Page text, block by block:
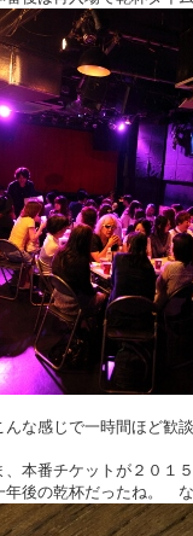
んな感じで一時間ほど歓
、本番チケットが２０１
年後の乾杯だったね。